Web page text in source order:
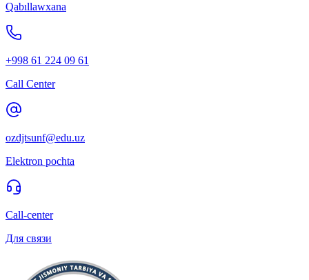
Qabıllawxana
+998 61 224 09 61
Call Center
ozdjtsunf@edu.uz
Elektron pochta
Call-center
Для связи